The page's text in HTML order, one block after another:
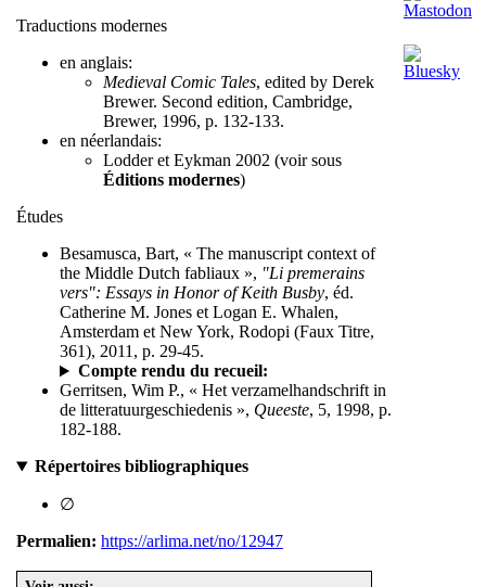
Traductions modernes
en anglais:
Medieval Comic Tales, edited by Derek
Brewer. Second edition, Cambridge,
Brewer, 1996, p. 132-133.
en néerlandais:
Lodder et Eykman 2002 (voir sous
Éditions modernes)
Études
Besamusca, Bart, « The manuscript context of
the Middle Dutch fabliaux », "Li premerains
vers": Essays in Honor of Keith Busby, éd.
Catherine M. Jones et Logan E. Whalen,
Amsterdam et New York, Rodopi (Faux Titre,
361), 2011, p. 29-45.
Compte rendu du recueil:
Gerritsen, Wim P., « Het verzamelhandschrift in
de litteratuurgeschiedenis », Queeste, 5, 1998, p.
182-188.
Répertoires bibliographiques
∅
Permalien: https://arlima.net/no/12947